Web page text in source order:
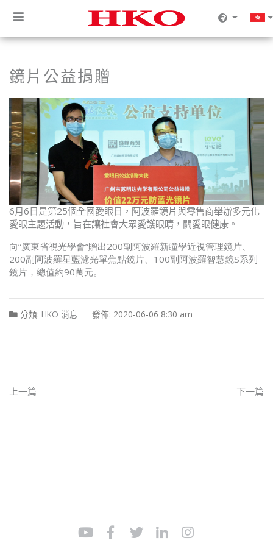
鏡片公益捐贈
6月6日是第25個全國愛眼日，阿波羅鏡片與零售商舉辦多元化
愛眼主題活動，旨在讓社會大眾愛護眼睛，關愛眼健康。
向“廣東省視光學會”贈出200副阿波羅新瞳學近視管理鏡片、
200副阿波羅星藍濾光單焦點鏡片、100副阿波羅智慧鏡S系列
鏡片，總值約90萬元。
分類: HKO 消息 發佈: 2020-06-06 8:30 am
上一篇 下一篇